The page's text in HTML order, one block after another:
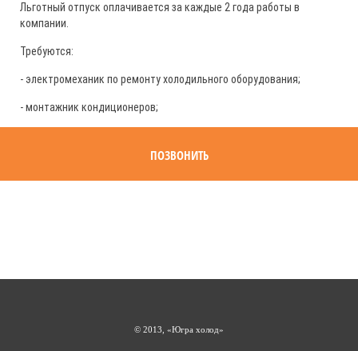
Льготный отпуск оплачивается за каждые 2 года работы в
компании.
Требуются:
- электромеханик по ремонту холодильного оборудования;
- монтажник кондиционеров;
ПОЗВОНИТЬ
© 2013, «Югра холод»